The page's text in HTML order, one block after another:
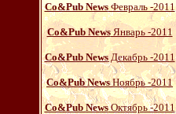
Со&Pub NewsФевраль -2011
Со&Pub NewsЯнварь -2011
Со&Pub NewsДекабрь -2011
Со&Pub NewsНоябрь -2011
Со&Pub NewsОктябрь -2011